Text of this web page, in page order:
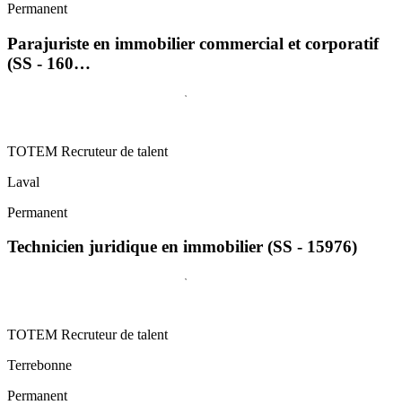
Permanent
Parajuriste en immobilier commercial et corporatif
(SS - 160…
TOTEM Recruteur de talent
Laval
Permanent
Technicien juridique en immobilier (SS - 15976)
TOTEM Recruteur de talent
Terrebonne
Permanent